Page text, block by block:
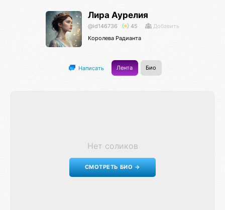
Лира Аурелия
@id146736 45
Добавить
Королева Радианта
Написать Лента Био
Нет соликов
СМОТРЕТЬ БИО →